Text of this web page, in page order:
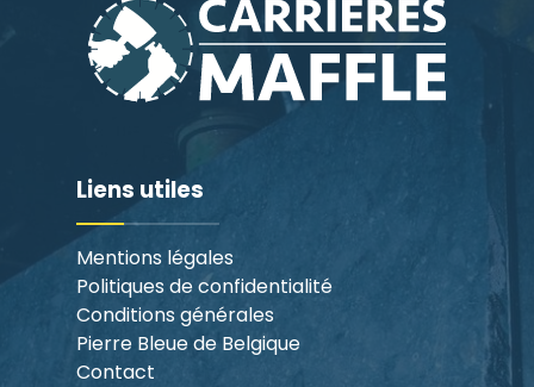
Liens utiles
Mentions légales
Politiques de confidentialité
Conditions générales
Pierre Bleue de Belgique
Contact